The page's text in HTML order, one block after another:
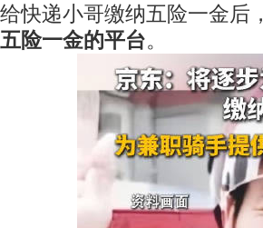
给快递小哥缴纳五险一金后，
五险一金的平台。